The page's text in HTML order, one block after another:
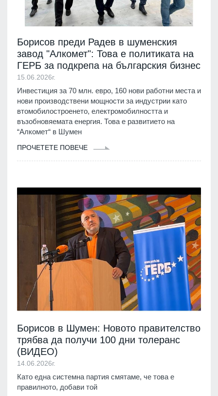
Борисов преди Радев в шуменския
завод "Алкомет": Това е политиката на
ГЕРБ за подкрепа на българския бизнес
15.06.2026г.
Инвестиция за 70 млн. евро, 160 нови работни места и
нови производствени мощности за индустрии като
втомобилостроенето, електромобилността и
възобновяемата енергия. Това е развитието на
“Алкомет“ в Шумен
ПРОЧЕТЕТЕ ПОВЕЧЕ
Борисов в Шумен: Новото правителство
трябва да получи 100 дни толеранс
(ВИДЕО)
14.06.2026г.
Като една системна партия смятаме, че това е
правилното, добави той